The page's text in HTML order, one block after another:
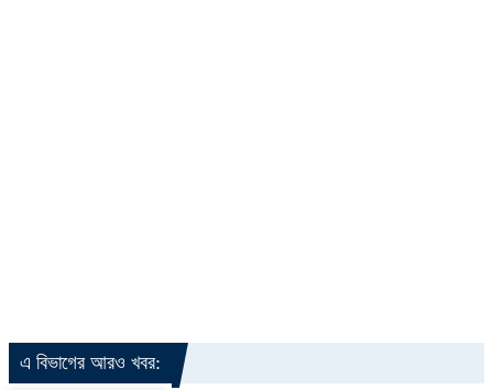
এ বিভাগের আরও খবর: